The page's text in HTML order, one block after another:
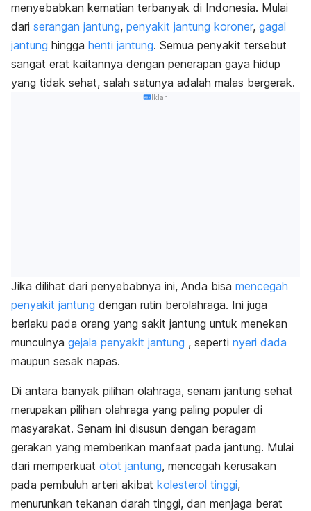
menyebabkan kematian terbanyak di Indonesia. Mulai
dari serangan jantung, penyakit jantung koroner, gagal
jantung hingga henti jantung. Semua penyakit tersebut
sangat erat kaitannya dengan penerapan gaya hidup
yang tidak sehat, salah satunya adalah malas bergerak.
Iklan
Jika dilihat dari penyebabnya ini, Anda bisa mencegah
penyakit jantung dengan rutin berolahraga. Ini juga
berlaku pada orang yang sakit jantung untuk menekan
munculnya gejala penyakit jantung , seperti nyeri dada
maupun sesak napas.
Di antara banyak pilihan olahraga, senam jantung sehat
merupakan pilihan olahraga yang paling populer di
masyarakat. Senam ini disusun dengan beragam
gerakan yang memberikan manfaat pada jantung. Mulai
dari memperkuat otot jantung, mencegah kerusakan
pada pembuluh arteri akibat kolesterol tinggi,
menurunkan tekanan darah tinggi, dan menjaga berat